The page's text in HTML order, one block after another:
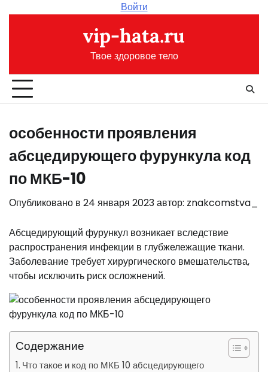
Войти
vip-hata.ru
Твое здоровое тело
особенности проявления
абсцедирующего фурункула код
по МКБ-10
Опубликовано в 24 января 2023автор: znakcomstva_
Абсцедирующий фурункул возникает вследствие
распространения инфекции в глубжележащие ткани.
Заболевание требует хирургического вмешательства,
чтобы исключить риск осложнений.
Содержание
Что такое и код по МКБ 10 абсцедирующего